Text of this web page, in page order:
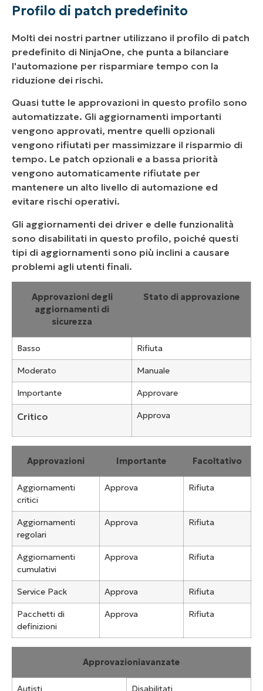
Profilo di patch predefinito
Molti dei nostri partner utilizzano il profilo di patch
predefinito di NinjaOne, che punta a bilanciare
l'automazione per risparmiare tempo con la
riduzione dei rischi.
Quasi tutte le approvazioni in questo profilo sono
automatizzate. Gli aggiornamenti importanti
vengono approvati, mentre quelli opzionali
vengono rifiutati per massimizzare il risparmio di
tempo. Le patch opzionali e a bassa priorità
vengono automaticamente rifiutate per
mantenere un alto livello di automazione ed
evitare rischi operativi.
Gli aggiornamenti dei driver e delle funzionalità
sono disabilitati in questo profilo, poiché questi
tipi di aggiornamenti sono più inclini a causare
problemi agli utenti finali.
Approvazioni degli
aggiornamenti di
sicurezza
Stato di approvazione
Basso Rifiuta
Moderato Manuale
Importante Approvare
Critico Approva
Approvazioni Importante Facoltativo
Aggiornamenti
critici
Approva Rifiuta
Aggiornamenti
regolari
Approva Rifiuta
Aggiornamenti
cumulativi
Approva Rifiuta
Service Pack Approva Rifiuta
Pacchetti di
definizioni
Approva Rifiuta
Approvazioniavanzate
Autisti Disabilitati